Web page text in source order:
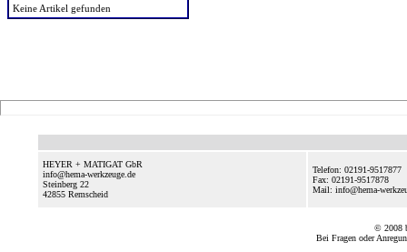
Keine Artikel gefunden
HEYER + MATIGAT GbR
info@hema-werkzeuge.de
Steinberg 22
42855 Remscheid
Telefon: 02191-9517877
Fax: 02191-9517878
Mail: info@hema-
© 2008
Bei Fragen oder